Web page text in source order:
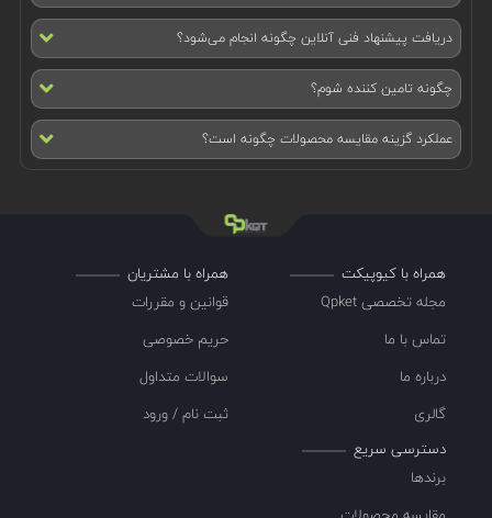
دریافت پیشنهاد فنی آنلاین چگونه انجام می‌شود؟
چگونه تامین کننده شوم؟
عملکرد گزینه مقایسه محصولات چگونه است؟
همراه با کیوپیکت
مجله تخصصی Qpket
تماس با ما
درباره ما
گالری
همراه با مشتریان
قوانین و مقررات
حریم خصوصی
سوالات متداول
ثبت نام / ورود
دسترسی سریع
برندها